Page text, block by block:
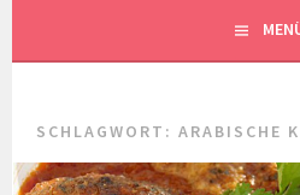
SCHLAGWORT:ARABISCHE